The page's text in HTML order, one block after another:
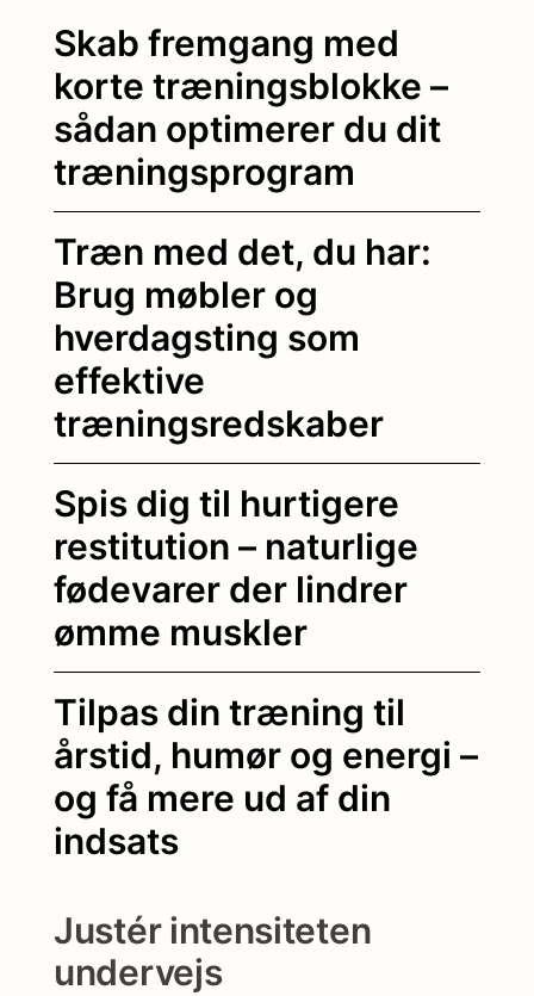
Skab fremgang med
korte træningsblokke –
sådan optimerer du dit
træningsprogram
Træn med det, du har:
Brug møbler og
hverdagsting som
effektive
træningsredskaber
Spis dig til hurtigere
restitution – naturlige
fødevarer der lindrer
ømme muskler
Tilpas din træning til
årstid, humør og energi –
og få mere ud af din
indsats
Justér intensiteten
undervejs